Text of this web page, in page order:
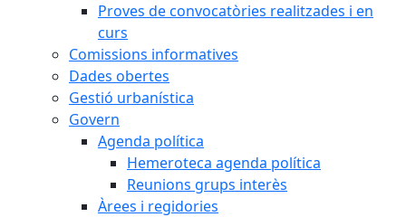
Proves de convocatòries realitzades i en
curs
Comissions informatives
Dades obertes
Gestió urbanística
Govern
Agenda política
Hemeroteca agenda política
Reunions grups interès
Àrees i regidories